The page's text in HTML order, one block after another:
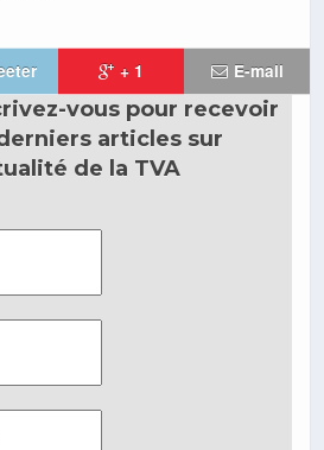
+ 1 E-mail
vous pour recevoir
articles sur
de la TVA